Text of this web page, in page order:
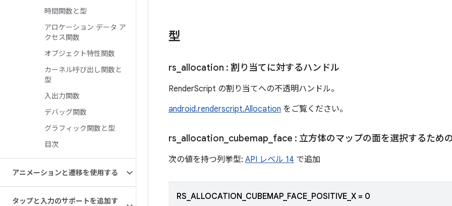
時間関数と型
アロケーション データ ア
クセス関数
オブジェクト特性関数
カーネル呼び出し関数と
型
入出力関数
デバッグ関数
グラフィック関数と型
目次
アニメーションと遷移を使用する
タップと入力のサポートを追加す
型
rs allocation : 割り当てに対するハンドル
RenderScript の割り当てへの不透明ハンドル。
android.renderscript.Allocation をご覧ください。
rs allocation cubemap face : 立方体のマップの面を選択するため
次の値を持つ列挙型: API レベル 14 で追加
RS_ALLOCATION_CUBEMAP_FACE_POSITIVE_X = 0